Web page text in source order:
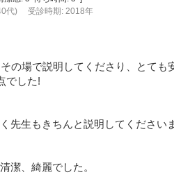
代) 受診時期: 2018年
の場で説明してくださり、とても
でした!
先生もきちんと説明してください
潔、綺麗でした。